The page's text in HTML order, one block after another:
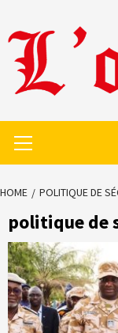
to
content
Menu
HOME POLITIQUE DE
politique de